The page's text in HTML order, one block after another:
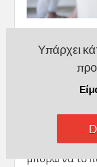
Οι
αρκετά
ευκαιρίες
Όχι ίσως.
μπορώ να το
Υπάρχει